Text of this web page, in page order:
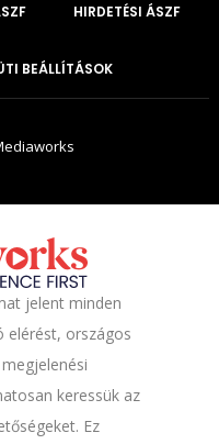
HIRDETÉSI ÁSZF
BEÁLLÍTÁSOK
jelent minden
elérést, országos
keressük az
Ez